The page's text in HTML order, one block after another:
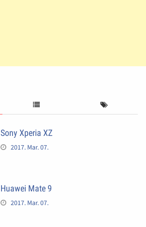
Sony Xperia XZ
2017. Mar. 07.
Huawei Mate 9
2017. Mar. 07.